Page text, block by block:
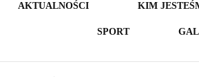
AKTUALNOŚCI KIM
SPORT